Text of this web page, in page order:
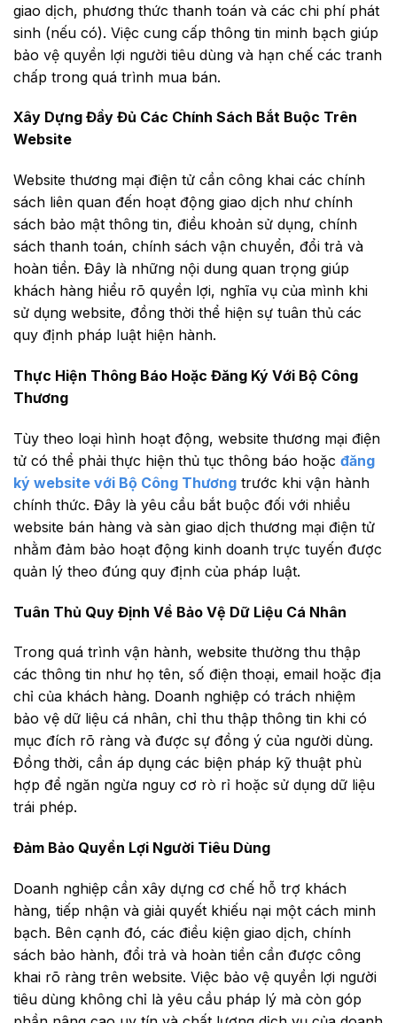
giao dịch, phương thức thanh toán và các chi phí phát
sinh (nếu có). Việc cung cấp thông tin minh bạch giúp
bảo vệ quyền lợi người tiêu dùng và hạn chế các tranh
chấp trong quá trình mua bán.
Xây Dựng Đầy Đủ Các Chính Sách Bắt Buộc Trên
Website
Website thương mại điện tử cần công khai các chính
sách liên quan đến hoạt động giao dịch như chính
sách bảo mật thông tin, điều khoản sử dụng, chính
sách thanh toán, chính sách vận chuyển, đổi trả và
hoàn tiền. Đây là những nội dung quan trọng giúp
khách hàng hiểu rõ quyền lợi, nghĩa vụ của mình khi
sử dụng website, đồng thời thể hiện sự tuân thủ các
quy định pháp luật hiện hành.
Thực Hiện Thông Báo Hoặc Đăng Ký Với Bộ Công
Thương
Tùy theo loại hình hoạt động, website thương mại điện
tử có thể phải thực hiện thủ tục thông báo hoặc đăng
ký website với Bộ Công Thương trước khi vận hành
chính thức. Đây là yêu cầu bắt buộc đối với nhiều
website bán hàng và sàn giao dịch thương mại điện tử
nhằm đảm bảo hoạt động kinh doanh trực tuyến được
quản lý theo đúng quy định của pháp luật.
Tuân Thủ Quy Định Về Bảo Vệ Dữ Liệu Cá Nhân
Trong quá trình vận hành, website thường thu thập
các thông tin như họ tên, số điện thoại, email hoặc địa
chỉ của khách hàng. Doanh nghiệp có trách nhiệm
bảo vệ dữ liệu cá nhân, chỉ thu thập thông tin khi có
mục đích rõ ràng và được sự đồng ý của người dùng.
Đồng thời, cần áp dụng các biện pháp kỹ thuật phù
hợp để ngăn ngừa nguy cơ rò rỉ hoặc sử dụng dữ liệu
trái phép.
Đảm Bảo Quyền Lợi Người Tiêu Dùng
Doanh nghiệp cần xây dựng cơ chế hỗ trợ khách
hàng, tiếp nhận và giải quyết khiếu nại một cách minh
bạch. Bên cạnh đó, các điều kiện giao dịch, chính
sách bảo hành, đổi trả và hoàn tiền cần được công
khai rõ ràng trên website. Việc bảo vệ quyền lợi người
tiêu dùng không chỉ là yêu cầu pháp lý mà còn góp